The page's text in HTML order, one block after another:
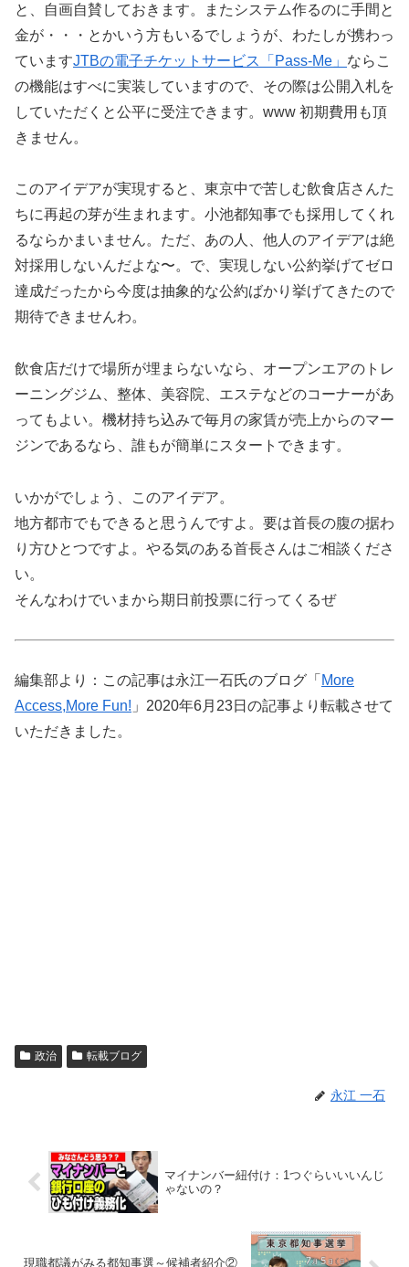
と、自画自賛しておきます。またシステム作るのに手間と
金が・・・とかいう方もいるでしょうが、わたしが携わっ
ていますJTBの電子チケットサービス「Pass-Me」 ならこ
の機能はすべに実装していますので、その際は公開入札を
していただくと公平に受注できます。www 初期費用も頂
きません。
このアイデアが実現すると、東京中で苦しむ飲食店さんた
ちに再起の芽が生まれます。小池都知事でも採用してくれ
るならかまいません。ただ、あの人、他人のアイデアは絶
対採用しないんだよな〜。で、実現しない公約挙げてゼロ
達成だったから今度は抽象的な公約ばかり挙げてきたので
期待できませんわ。
飲食店だけで場所が埋まらないなら、オープンエアのトレ
ーニングジム、整体、美容院、エステなどのコーナーがあ
ってもよい。機材持ち込みで毎月の家賃が売上からのマー
ジンであるなら、誰もが簡単にスタートできます。
いかがでしょう、このアイデア。
地方都市でもできると思うんですよ。要は首長の腹の据わ
り方ひとつですよ。やる気のある首長さんはご相談くださ
い。
そんなわけでいまから期日前投票に行ってくるぜ
編集部より：この記事は永江一石氏のブログ「 More
Access,More Fun! 」2020年6月23日の記事より転載させて
いただきました。
政治 転載ブログ
永江 一石
マイナンバー紐付け：1つぐらいいいんじ
ゃないの？
現職都議がみる都知事選～候補者紹介②